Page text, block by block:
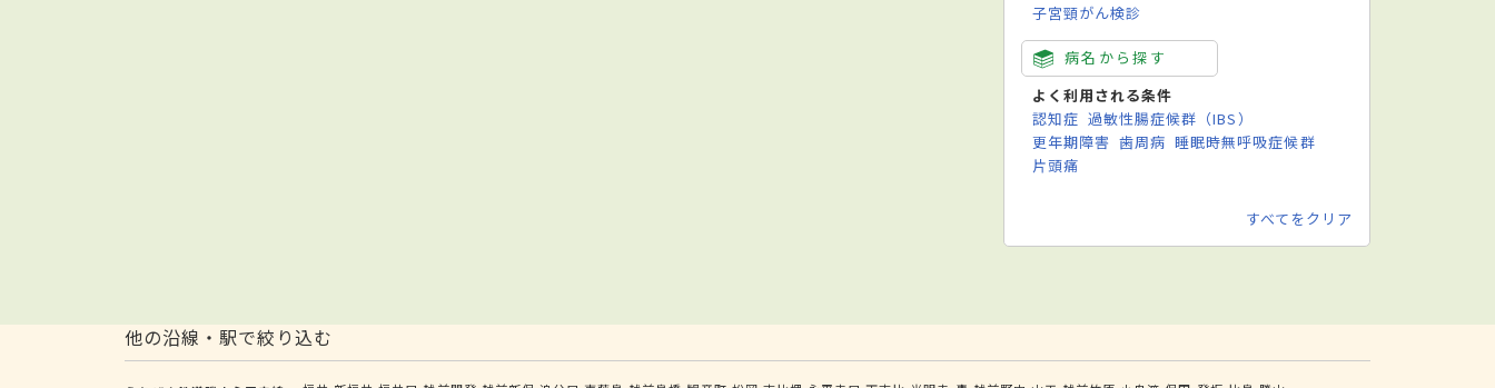
子宮頸がん検診
病名から探す
よく利用される条件
認知症 過敏性腸症候群（IBS）
更年期障害 歯周病 睡眠時無呼吸症候群
片頭痛
すべてをクリア
他の沿線・駅で絞り込む